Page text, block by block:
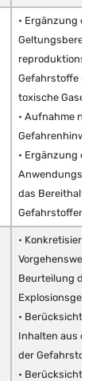
• Ergänzung des
Geltungsbereiches
Gefahrstoffe und
toxische Gase
• Aufnahme neuer
Gefahrenhinweise
• Ergänzung des
das Bereithalten
Gefahrstoffen
• Konkretisierung
Vorgehensweise
Beurteilung der
•
Inhalten aus der
der
•